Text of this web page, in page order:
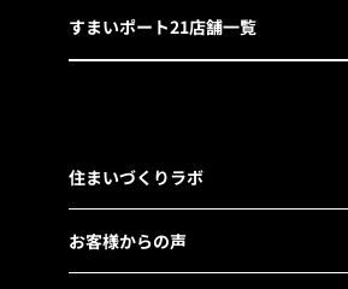
すまいポート21店舗一覧
住まいづくりラボ
お客様からの声